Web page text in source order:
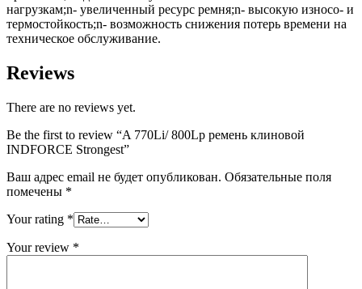
нагрузкам;n- увеличенный ресурс ремня;n- высокую износо- и
термостойкость;n- возможность снижения потерь времени на
техническое обслуживание.
Reviews
There are no reviews yet.
Be the first to review “A 770Li/ 800Lp ремень клиновой
INDFORCE Strongest”
Ваш адрес email не будет опубликован. Обязательные поля
помечены *
Your rating *
Your review *